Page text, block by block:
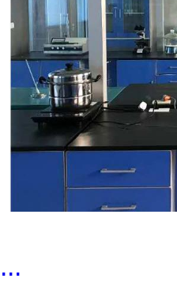
...